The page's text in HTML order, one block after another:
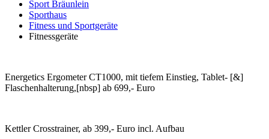
Sport Bräunlein
Sporthaus
Fitness und Sportgeräte
Fitnessgeräte
Energetics Ergometer CT1000, mit tiefem Einstieg, Tablet- [&]
Flaschenhalterung,[nbsp] ab 699,- Euro
Kettler Crosstrainer, ab 399,- Euro incl. Aufbau